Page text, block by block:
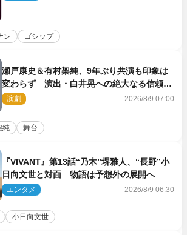
ン ゴシップ
瀬戸康史＆有村架純、9年ぶり共演も印象は
変わらず 演出・白井晃への絶大なる信頼を
胸に舞台『キュー』に挑む
演劇 2026/8/9 07:00
純 舞台
『VIVANT』第13話“乃木”堺雅人、“長野”小
日向文世と対面 物語は予想外の展開へ
エンタメ 2026/8/9 06:30
小日向文世